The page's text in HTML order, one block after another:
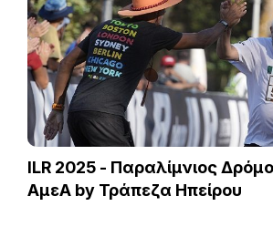
ILR 2025 - Παραλίμνιος
ΑμεΑ by Τράπεζα Ηπείρου